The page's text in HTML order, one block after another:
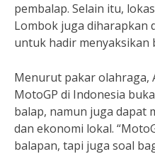
pembalap. Selain itu,
Lombok juga diharapkan
untuk hadir menyaksikan
Menurut pakar olahraga,
MotoGP di Indonesia
balap, namun juga dapat
dan ekonomi lokal.
balapan, tapi juga soal